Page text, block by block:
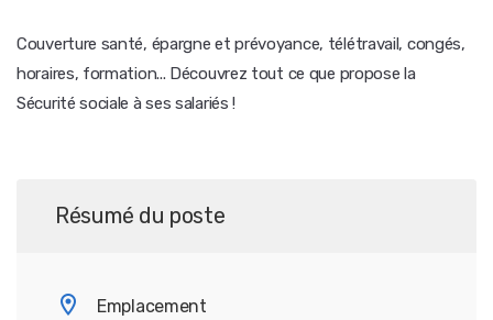
Couverture santé, épargne et prévoyance, télétravail, congés,
horaires, formation... Découvrez tout ce que propose la
Sécurité sociale à ses salariés !
Résumé du poste
Emplacement